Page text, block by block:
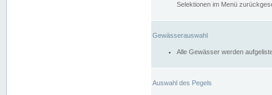
Selektionen im Menü
Gewässerauswahl
Alle Gewässer werden
Auswahl des Pegels